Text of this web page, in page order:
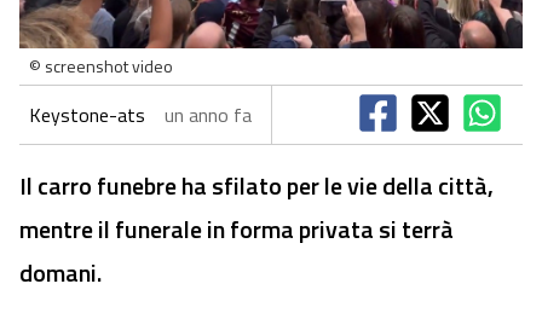
© screenshot video
Keystone-ats un anno fa
Il carro funebre ha sfilato per le vie della città,
mentre il funerale in forma privata si terrà
domani.